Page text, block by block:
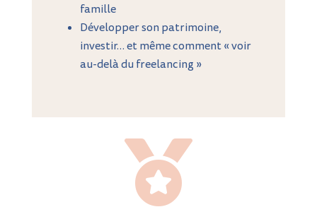
famille
Développer son patrimoine,
investir… et même comment « voir
au-delà du freelancing »
